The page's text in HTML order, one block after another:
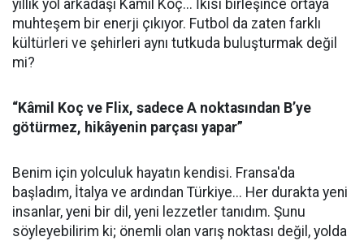
yıllık yol arkadaşı Kâmil Koç... İkisi birleşince ortaya
muhteşem bir enerji çıkıyor. Futbol da zaten farklı
kültürleri ve şehirleri aynı tutkuda buluşturmak değil
mi?
“Kâmil Koç ve Flix, sadece A noktasından B’ye
götürmez, hikâyenin parçası yapar”
Benim için yolculuk hayatın kendisi. Fransa'da
başladım, İtalya ve ardından Türkiye... Her durakta yeni
insanlar, yeni bir dil, yeni lezzetler tanıdım. Şunu
söyleyebilirim ki; önemli olan varış noktası değil, yolda